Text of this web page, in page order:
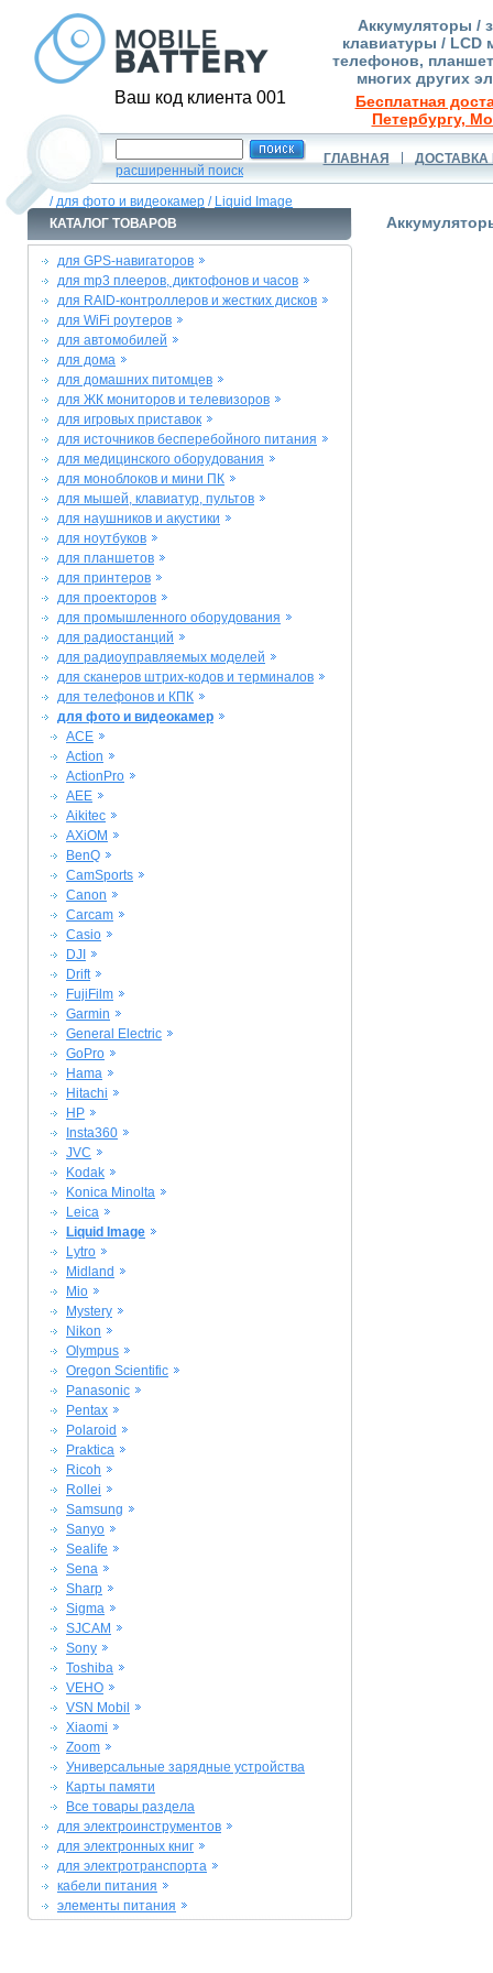
Ваш код клиента 001
Аккумуляторы /
клавиатуры / LCD
телефонов,
многих других
Бесплатная
Петербургу,
расширенный поиск
ГЛАВНАЯ ДОСТАВКА
/для фото и видеокамер / Liquid Image
КАТАЛОГ ТОВАРОВ
для GPS-навигаторов
для mp3 плееров, диктофонов и часов
для RAID-контроллеров и жестких дисков
для WiFi роутеров
для автомобилей
для дома
для домашних питомцев
для ЖК мониторов и телевизоров
для игровых приставок
для источников бесперебойного питания
для медицинского оборудования
для моноблоков и мини ПК
для мышей, клавиатур, пультов
для наушников и акустики
для ноутбуков
для планшетов
для принтеров
для проекторов
для промышленного оборудования
для радиостанций
для радиоуправляемых моделей
для сканеров штрих-кодов и терминалов
для телефонов и КПК
для фото и видеокамер
ACE
Action
ActionPro
AEE
Aikitec
AXiOM
BenQ
CamSports
Canon
Carcam
Casio
DJI
Drift
FujiFilm
Garmin
General Electric
GoPro
Hama
Hitachi
HP
Insta360
JVC
Kodak
Konica Minolta
Leica
Liquid Image
Lytro
Midland
Mio
Mystery
Nikon
Olympus
Oregon Scientific
Panasonic
Pentax
Polaroid
Praktica
Ricoh
Rollei
Samsung
Sanyo
Sealife
Sena
Sharp
Sigma
SJCAM
Sony
Toshiba
VEHO
VSN Mobil
Xiaomi
Zoom
Универсальные зарядные устройства
Карты памяти
Все товары раздела
для электроинструментов
для электронных книг
для электротранспорта
кабели питания
элементы питания